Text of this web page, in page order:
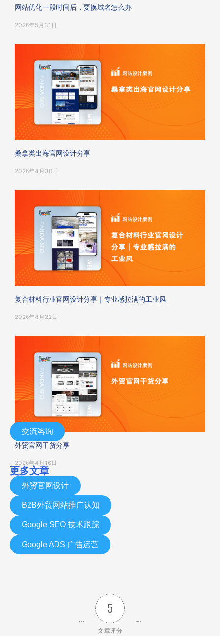
网站优化一段时间后，要换域名怎么办
2026年5月31日
桑拿类出海官网设计分享
2026年4月30日
复合材料行业官网设计分享｜专业感拉满的工业风
2026年4月22日
外贸官网干货分享
2026年4月16日
交流咨询
更多文章
外贸官网设计
B2B外贸网站推广认知
Google SEO 技术跟踪
Google ADS 广告运营
5
文章评分